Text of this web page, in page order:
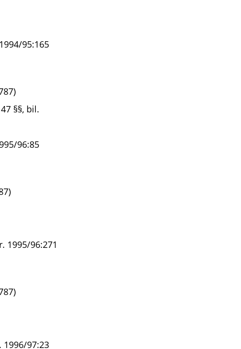
95:165
§§, bil.
96:85
1995/96:271
1996/97:23